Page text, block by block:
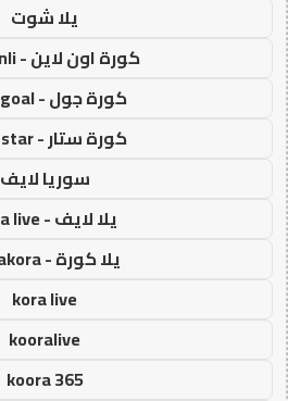
يلا شوت
كورة اون لاين - kora onli
كورة جول - kora goal
كورة ستار - kora star
سوريا لايف
يلا لايف - yalla live
يلا كورة - yallakora
kora live
kooralive
koora 365